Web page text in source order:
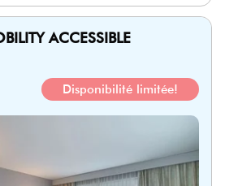
ACCESSIBLE
Disponibilité limitée!